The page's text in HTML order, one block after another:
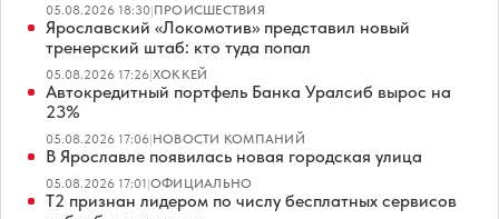
05.08.2026 18:30|ПРОИСШЕСТВИЯ
Ярославский «Локомотив» представил новый
тренерский штаб: кто туда попал
05.08.2026 17:26|ХОККЕЙ
Автокредитный портфель Банка Уралсиб вырос на
23%
05.08.2026 17:06|НОВОСТИ КОМПАНИЙ
В Ярославле появилась новая городская улица
05.08.2026 17:01|ОФИЦИАЛЬНО
Т2 признан лидером по числу бесплатных сервисов